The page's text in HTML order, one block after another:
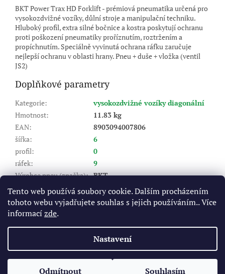
Tento web používá soubory cookie. Dalším procházením
tohoto webu vyjadřujete souhlas s jejich používáním.. Více
informacízde.
Nastavení
Odmítnout Souhlasím
BKT Power Trax HD Forklift - prémiová pneumatika určená pro
vysokozdvižné vozíky, důlní stroje a manipulační techniku.
Hluboký profil, extra silné bočnice a kostra poskytují ochranu
proti poškození pneumatiky proříznutím, roztržením a
propíchnutím. Speciálně vyvinutá ochrana ráfku zaručuje
nejlepší ochranu v oblasti hrany. Pneu + duše + vložka (ventil
JS2)
Doplňkové parametry
Kategorie:
vysokozdvižné vozíky diagonální
Hmotnost:
11.83 kg
EAN:
8903094007806
šířka:
6
profil:
0
ráfek:
9
Výrobce pneu (značka): BKT
Dezén
Power Trax HD
Index nosnosti (LI):
118
Rychlostní index (SI)